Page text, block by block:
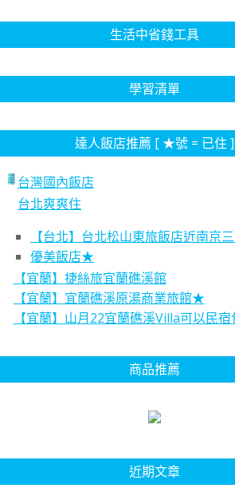
生活中省錢工具
學習清單
達人飯店推薦 [ ★號 = 已住 ]
台灣國內飯店
台北爽爽住
【台北】台北松山東旅飯店近南京
優美飯店★
【宜蘭】捷絲旅宜蘭礁溪館
【宜蘭】宜蘭礁溪原湯商業旅館★
【宜蘭】山月22宜蘭礁溪Villa可以民
商品推薦
近期文章